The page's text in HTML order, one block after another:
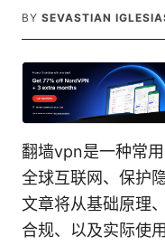
BY SEVASTIAN
翻墙vpn是一种常
全球互联网、保护
文章将从基础原理
合规、以及实际使